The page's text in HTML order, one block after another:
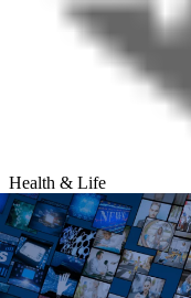
Health & Life